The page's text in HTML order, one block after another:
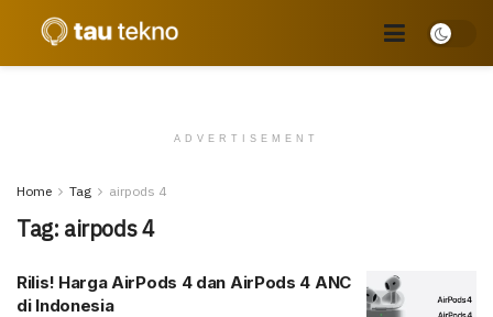
ADVERTISEMENT
Home Tag airpods 4
Tag: airpods 4
Rilis! Harga AirPods 4 dan AirPods 4 ANC
di Indonesia